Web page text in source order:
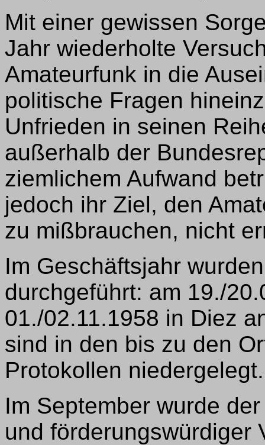
Mit einer gewissen
Jahr wiederholte
Amateurfunk in die
politische Fragen
Unfrieden in seinen
außerhalb der
ziemlichem Aufwand
jedoch ihr Ziel, den
zu mißbrauchen, nicht
Im Geschäftsjahr
durchgeführt: am 19./
01./02.11.1958 in Diez
sind in den bis zu den
Protokollen niedergelegt.
Im September wurde
und förderungswürdiger